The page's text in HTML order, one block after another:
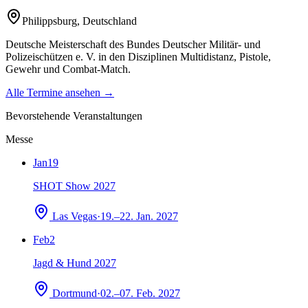
Philippsburg, Deutschland
Deutsche Meisterschaft des Bundes Deutscher Militär- und
Polizeischützen e. V. in den Disziplinen Multidistanz, Pistole,
Gewehr und Combat-Match.
Alle Termine ansehen →
Bevorstehende Veranstaltungen
Messe
Jan19
SHOT Show 2027
Las Vegas·19.–22. Jan. 2027
Feb2
Jagd & Hund 2027
Dortmund·02.–07. Feb. 2027